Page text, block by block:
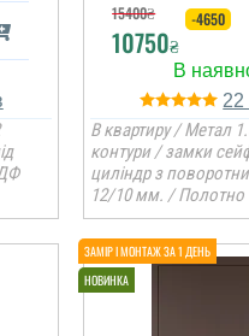
15400₴
10750₴
-4650
22
В квартиру / Метал
контури / замки
циліндр з
12/10 мм. / Полотно